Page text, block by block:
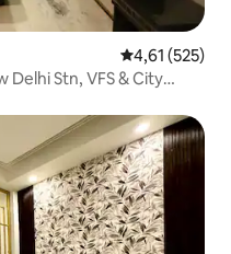
Gemiddelde
4,61 (525)
Stn, VFS & City